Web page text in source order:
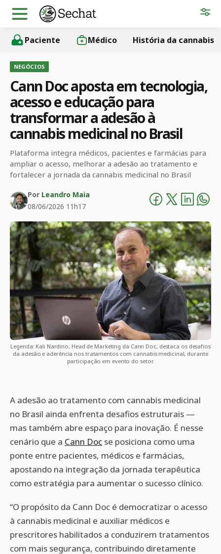
Paciente Médico História da cannabis
NEGÓCIOS
Cann Doc aposta em tecnologia,
acesso e educação para
transformar a adesão à
cannabis medicinal no Brasil
Plataforma integra médicos, pacientes e farmácias para
ampliar o acesso, melhorar a adesão ao tratamento e
fortalecer a jornada da cannabis medicinal no Brasil
Por Leandro Maia
08/06/2026 11h17
Legenda: Kali Nardino, Head de Marketing da Cann Doc, destaca os desafios
da adesão e aderência nos tratamentos com cannabis medicinal, durante
participação em evento do setor.
A adesão ao tratamento com cannabis medicinal
no Brasil ainda enfrenta desafios estruturais —
mas também abre espaço para inovação. É nesse
cenário que a Cann Doc se posiciona como uma
ponte entre pacientes, médicos e farmácias,
apostando na integração da jornada terapêutica
como estratégia para aumentar o sucesso clínico.
“O propósito da Cann Doc é democratizar o acesso
à cannabis medicinal e auxiliar médicos e
prescritores habilitados a conduzirem tratamentos
com mais segurança, contribuindo diretamente